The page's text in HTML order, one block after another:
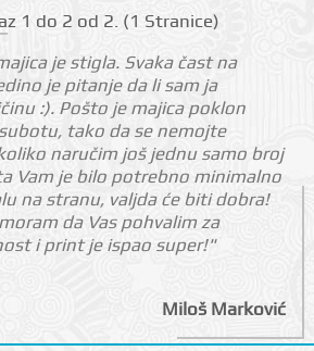
1 do 2 оd 2. (1 Strаnicе)
je stigla. Svaka čast na
je pitanje da li sam ja
:). Pošto je majica poklon
tako da se nemojte
naručim još jednu samo broj
Vam je bilo potrebno minimalno
na stranu, valjda će biti dobra!
da Vas pohvalim za
i print je ispao super!"
Miloš Marković